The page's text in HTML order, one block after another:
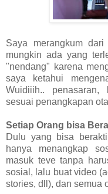
Saya merangkum
mungkin ada yang
"nendang" karena
saya ketahui
Wuidiiih.. penasaran,
sesuai penangkapan
Setiap Orang bisa
Dulu yang bisa
hanya menangkap
masuk teve tanpa
sosial, lalu buat video
stories, dll), dan semua